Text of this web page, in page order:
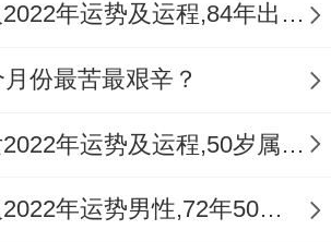
1984年属鼠人2022年运势及运程,84年出生的38岁属鼠2022年每月运程详解
份最苦最艰辛？
1972年属鼠女2022年运势及运程,50岁属鼠人2022全年每月运势女性如何
1972年属鼠人2022年运势男性,72年50岁属鼠男2022年每月运程怎么样